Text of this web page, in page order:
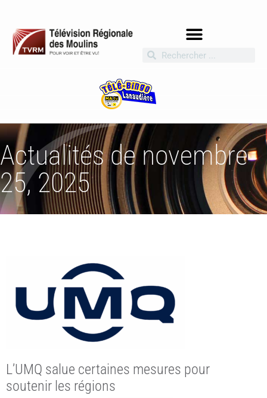
Actualités de novembre
25, 2025
L’UMQ salue certaines mesures pour
soutenir les régions